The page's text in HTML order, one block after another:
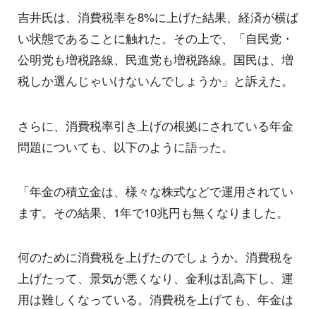
吉井氏は、消費税率を8%に上げた結果、経済が横ば
い状態であることに触れた。その上で、「自民党・
公明党も増税路線、民進党も増税路線。国民は、増
税しか選んじゃいけないんでしょうか」と訴えた。
さらに、消費税率引き上げの根拠にされている年金
問題についても、以下のように語った。
「年金の積立金は、様々な株式などで運用されてい
ます。その結果、1年で10兆円も無くなりました。
何のために消費税を上げたのでしょうか。消費税を
上げたって、景気が悪くなり、金利は乱高下し、運
用は難しくなっている。消費税を上げても、年金は